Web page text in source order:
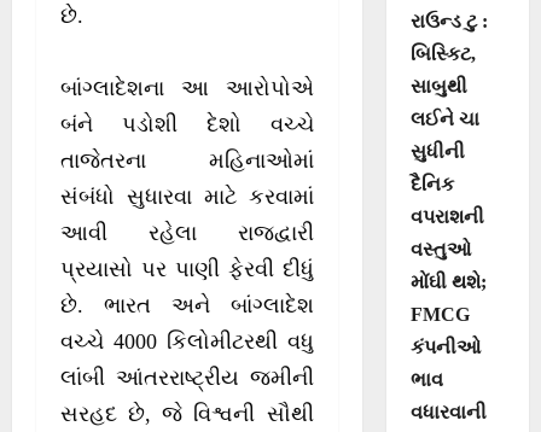
છે.
બાંગ્લાદેશના આ આરોપોએ
બંને પડોશી દેશો વચ્ચે
તાજેતરના મહિનાઓમાં
સંબંધો સુધારવા માટે કરવામાં
આવી રહેલા રાજદ્વારી
પ્રયાસો પર પાણી ફેરવી દીધું
છે. ભારત અને બાંગ્લાદેશ
વચ્ચે 4000 કિલોમીટરથી વધુ
લાંબી આંતરરાષ્ટ્રીય જમીની
સરહદ છે, જે વિશ્વની સૌથી
રાઉન્ડ ટુ :
બિસ્કિટ,
સાબુથી
લઈને ચા
સુધીની
દૈનિક
વપરાશની
વસ્તુઓ
મોંઘી થશે;
FMCG
કંપનીઓ
ભાવ
વધારવાની